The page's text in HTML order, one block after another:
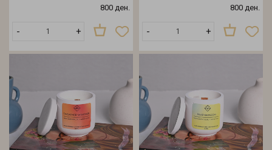
800 ден.
- +
800 ден.
- +